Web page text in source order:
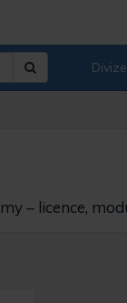
– licence,